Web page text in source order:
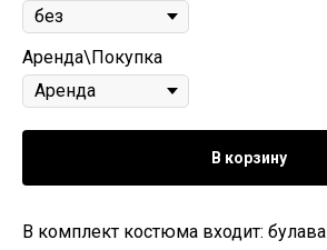
Аренда\Покупка
В корзину
В комплект костюма входит: булава